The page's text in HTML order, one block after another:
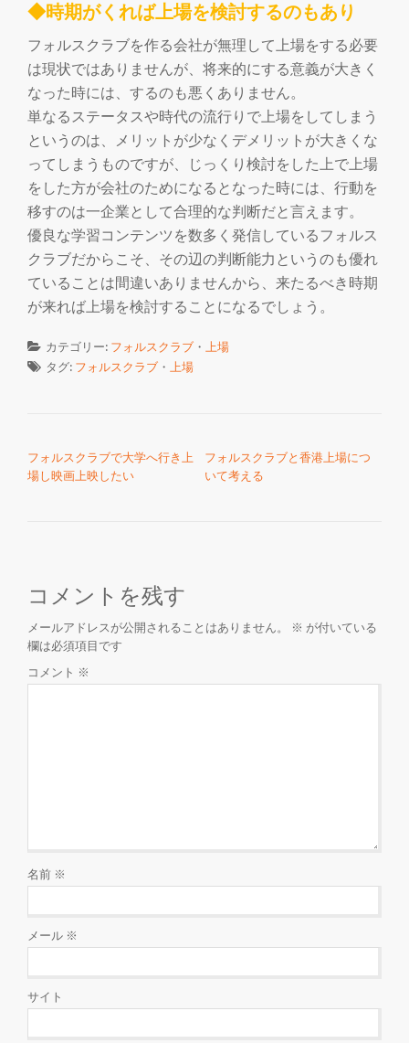
◆時期がくれば上場を検討するのもあり
フォルスクラブを作る会社が無理して上場をする必要
は現状ではありませんが、将来的にする意義が大きく
なった時には、するのも悪くありません。
単なるステータスや時代の流行りで上場をしてしまう
というのは、メリットが少なくデメリットが大きくな
ってしまうものですが、じっくり検討をした上で上場
をした方が会社のためになるとなった時には、行動を
移すのは一企業として合理的な判断だと言えます。
優良な学習コンテンツを数多く発信しているフォルス
クラブだからこそ、その辺の判断能力というのも優れ
ていることは間違いありませんから、来たるべき時期
が来れば上場を検討することになるでしょう。
カテゴリー: フォルスクラブ ・
上場
タグ: フォルスクラブ ・ 上場
フォルスクラブで大学へ行き上
場し映画上映したい
フォルスクラブと香港上場につ
いて考える
コメントを残す
メールアドレスが公開されることはありません。 ※ が付いている
欄は必須項目です
コメント ※
名前 ※
メール ※
サイト